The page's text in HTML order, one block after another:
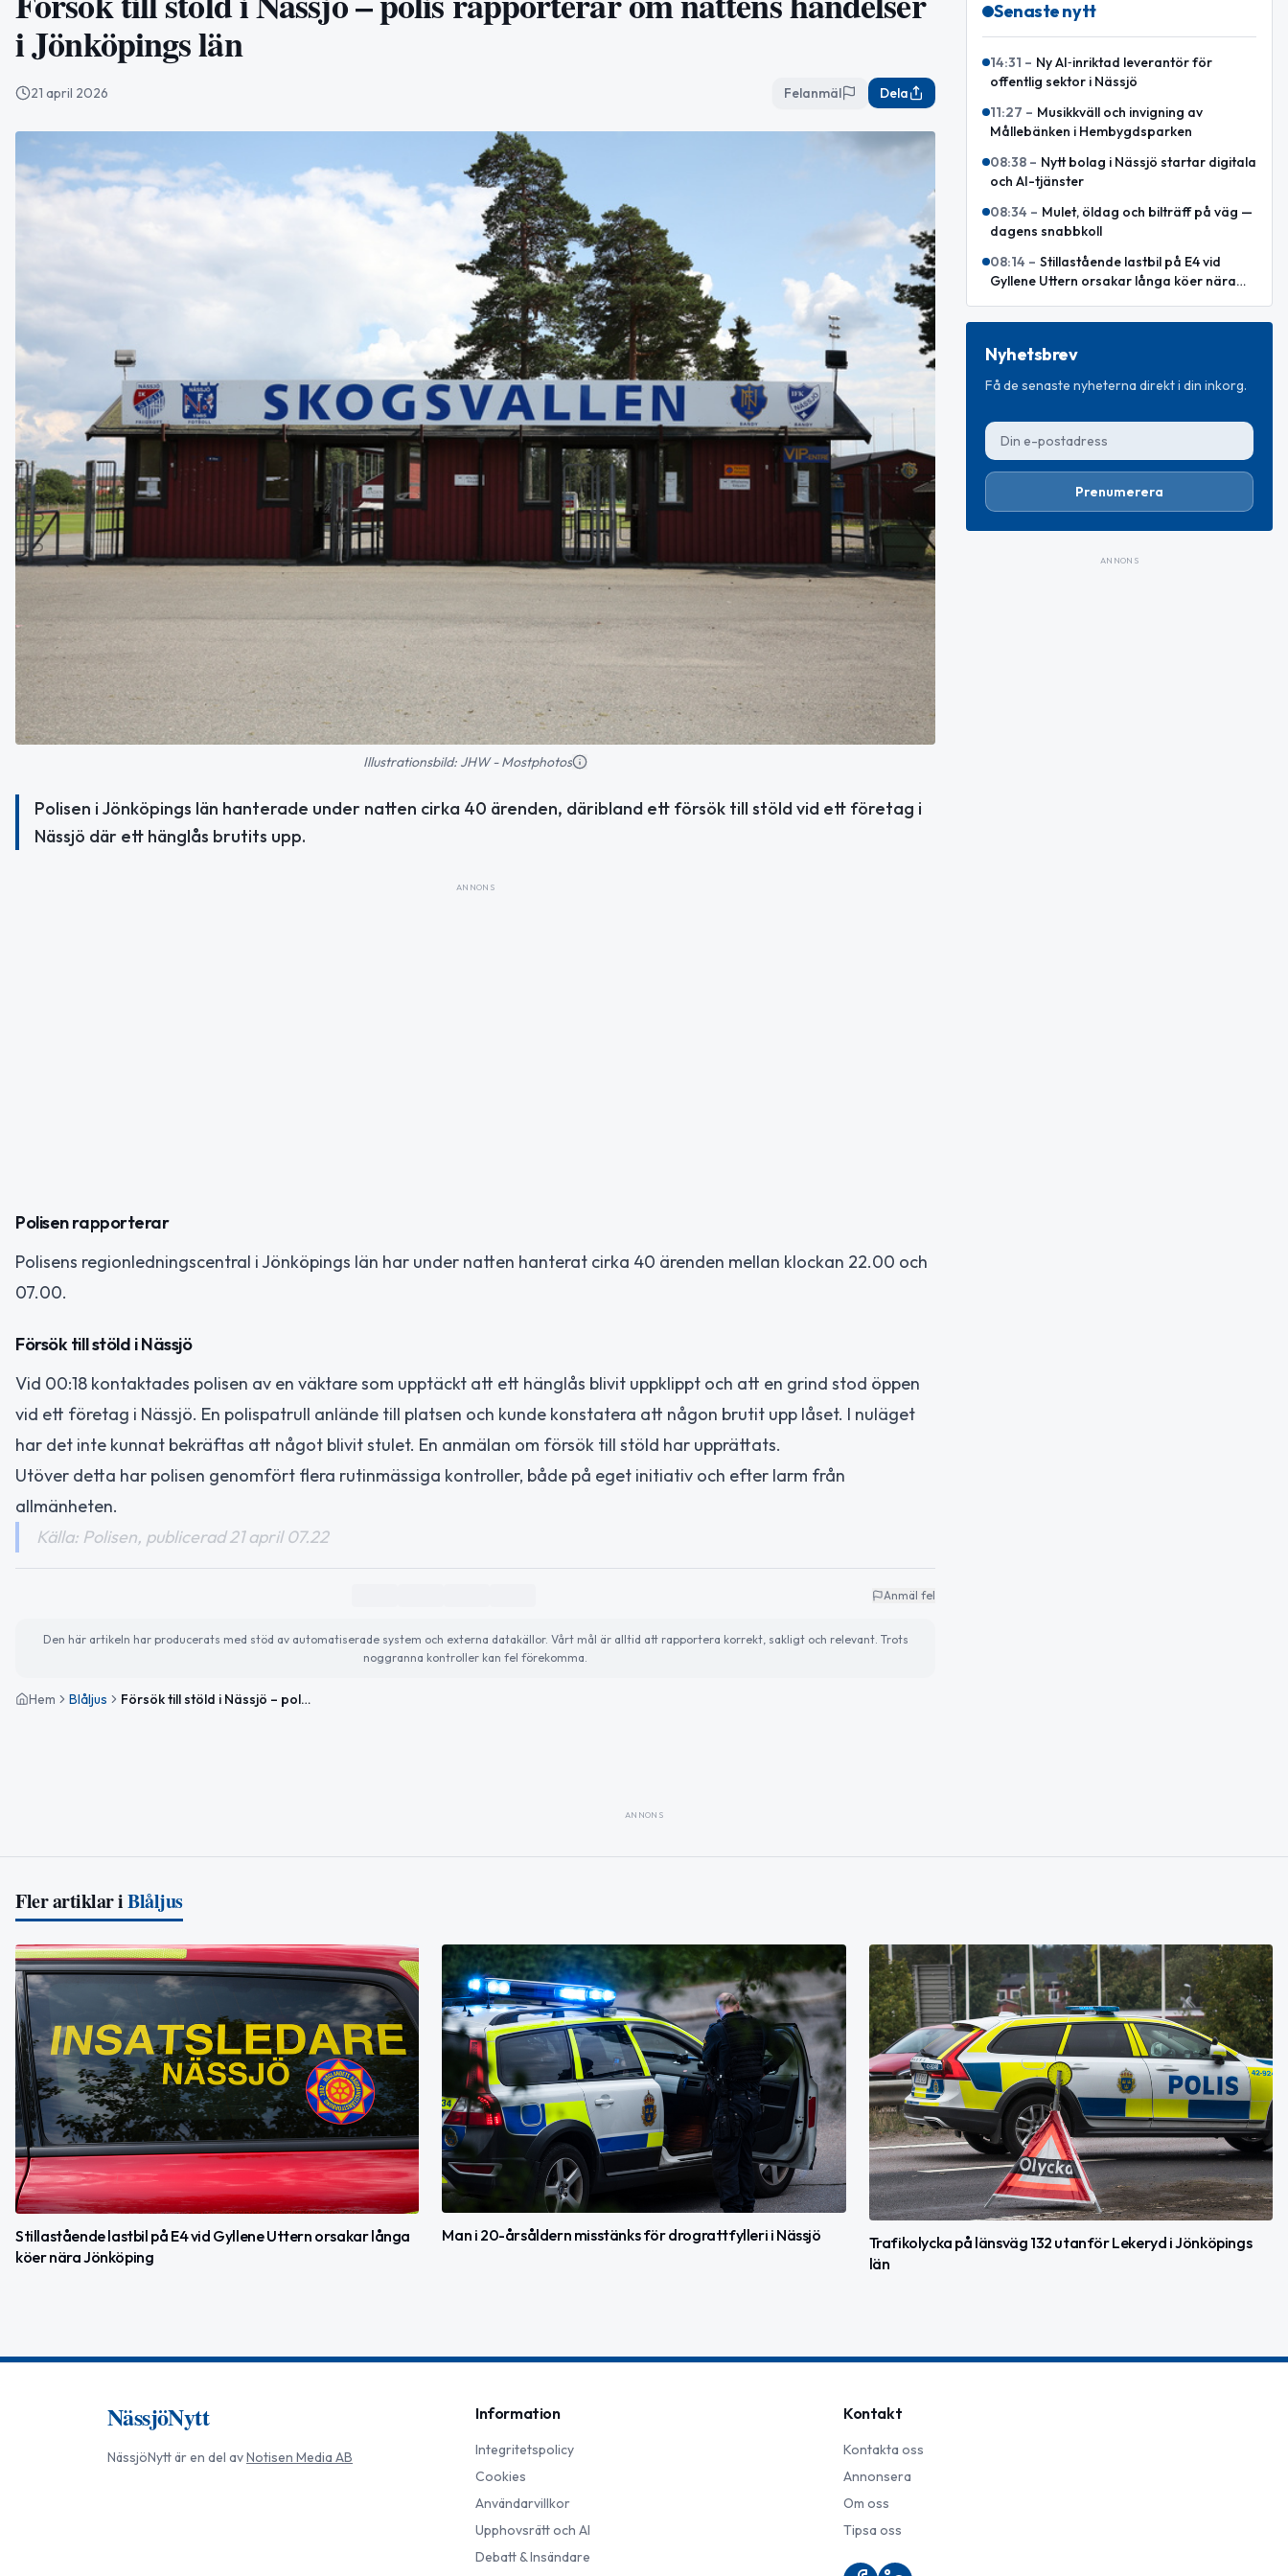
i Jönköpings län
21 april 2026 Felanmäl Dela
Illustrationsbild: JHW - Mostphotos
Polisen i Jönköpings län hanterade under natten cirka 40 ärenden, däribland ett försök till stöld vid ett företag i
Nässjö där ett hänglås brutits upp.
ANNONS
Polisen rapporterar
Polisens regionledningscentral i Jönköpings län har under natten hanterat cirka 40 ärenden mellan klockan 22.00 och
07.00.
Försök till stöld i Nässjö
Vid 00:18 kontaktades polisen av en väktare som upptäckt att ett hänglås blivit uppklippt och att en grind stod öppen
vid ett företag i Nässjö. En polispatrull anlände till platsen och kunde konstatera att någon brutit upp låset. I nuläget
har det inte kunnat bekräftas att något blivit stulet. En anmälan om försök till stöld har upprättats.
Utöver detta har polisen genomfört flera rutinmässiga kontroller, både på eget initiativ och efter larm från
allmänheten.
Källa: Polisen, publicerad 21 april 07.22
Anmäl fel
Den här artikeln har producerats med stöd av automatiserade system och externa datakällor. Vårt mål är alltid att rapportera korrekt, sakligt och relevant. Trots
noggranna kontroller kan fel förekomma.
Hem Blåljus Försök till stöld i Nässjö – polis rapporterar om nattens händelser i Jönköpings län
Senaste nytt
14:31 – Ny AI‑inriktad leverantör för
offentlig sektor i Nässjö
11:27 – Musikkväll och invigning av
Mållebänken i Hembygdsparken
08:38 – Nytt bolag i Nässjö startar digitala
och AI-tjänster
08:34 – Mulet, öldag och bilträff på väg —
dagens snabbkoll
08:14 – Stillastående lastbil på E4 vid
Gyllene Uttern orsakar långa köer nära
Nyhetsbrev
Få de senaste nyheterna direkt i din inkorg.
Prenumerera
ANNONS
ANNONS
Fler artiklar iBlåljus
Stillastående lastbil på E4 vid Gyllene Uttern orsakar långa
köer nära Jönköping
Man i 20-årsåldern misstänks för drograttfylleri i Nässjö
Trafikolycka på länsväg 132 utanför Lekeryd i Jönköpings
län
NässjöNytt
NässjöNyttär en del avNotisen Media AB
Information
Integritetspolicy
Cookies
Användarvillkor
Upphovsrätt och AI
Debatt & Insändare
Kontakt
Kontakta oss
Annonsera
Om oss
Tipsa oss